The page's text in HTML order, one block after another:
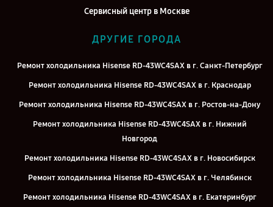
Сервисный центр в Москве
ДРУГИЕ ГОРОДА
Ремонт холодильника Hisense RD-43WC4SAX в г. Санкт-Петербург
Ремонт холодильника Hisense RD-43WC4SAX в г. Краснодар
Ремонт холодильника Hisense RD-43WC4SAX в г. Ростов-на-Дону
Ремонт холодильника Hisense RD-43WC4SAX в г. Нижний
Новгород
Ремонт холодильника Hisense RD-43WC4SAX в г. Новосибирск
Ремонт холодильника Hisense RD-43WC4SAX в г. Челябинск
Ремонт холодильника Hisense RD-43WC4SAX в г. Екатеринбург